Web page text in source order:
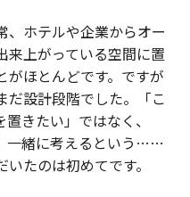
、ホテルや企業からオー
来上がっている空間に置
がほとんどです。ですが
だ設計段階でした。「こ
きたい」ではなく、
一緒に考えるという……
たのは初めてです。